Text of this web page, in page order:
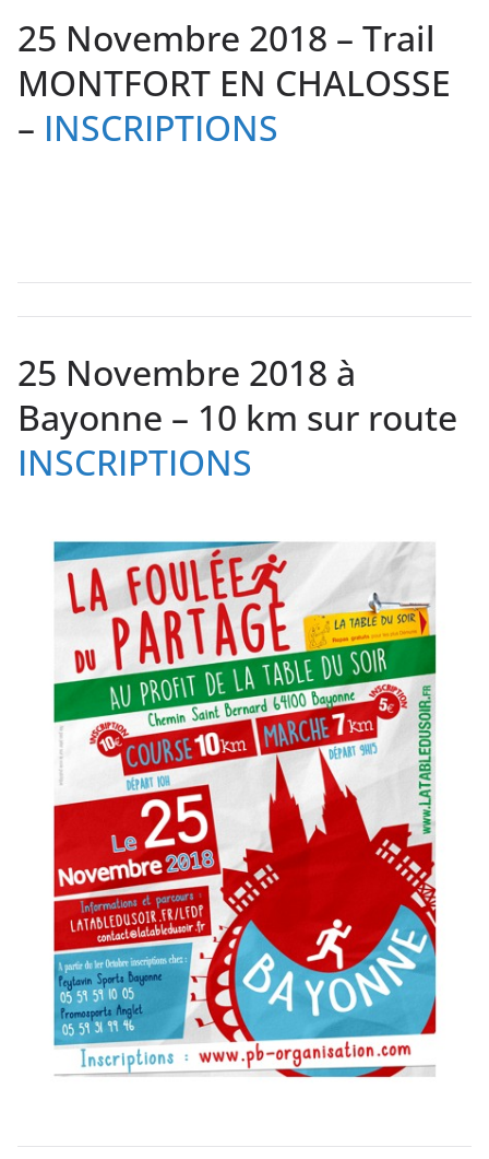
25 Novembre 2018 – Trail
MONTFORT EN CHALOSSE
– INSCRIPTIONS
25 Novembre 2018 à
Bayonne – 10 km sur route
INSCRIPTIONS